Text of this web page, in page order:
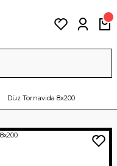
Düz Tornavida 8x200